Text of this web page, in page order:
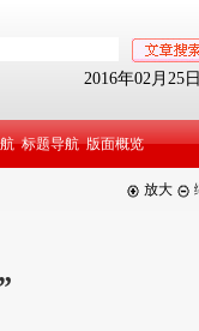
2016年02月25
标题导航 版面概览
放大